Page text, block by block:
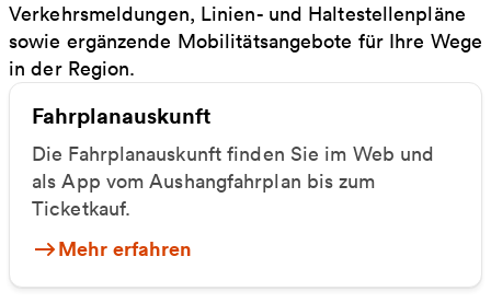
Verkehrsmeldungen, Linien- und Haltestellenpläne
sowie ergänzende Mobilitätsangebote für Ihre Wege
in der Region.
Fahrplanauskunft
Die Fahrplanauskunft finden Sie im Web und
als App vom Aushangfahrplan bis zum
Ticketkauf.
Mehr erfahren